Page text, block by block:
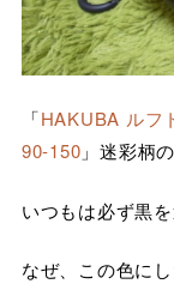
「HAKUBA ルフ
90-150 」迷彩柄
いつもは必ず黒
なぜ、この色に